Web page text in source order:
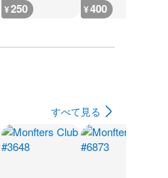
¥250 ¥400
すべて見る